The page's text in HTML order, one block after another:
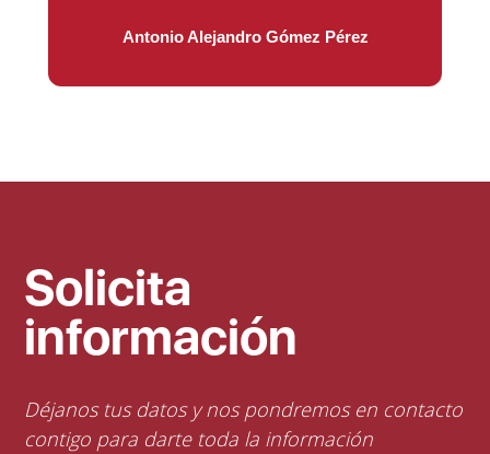
Antonio Alejandro Gómez Pérez
Solicita
información
Déjanos tus datos y nos pondremos en contacto
contigo para darte toda la información